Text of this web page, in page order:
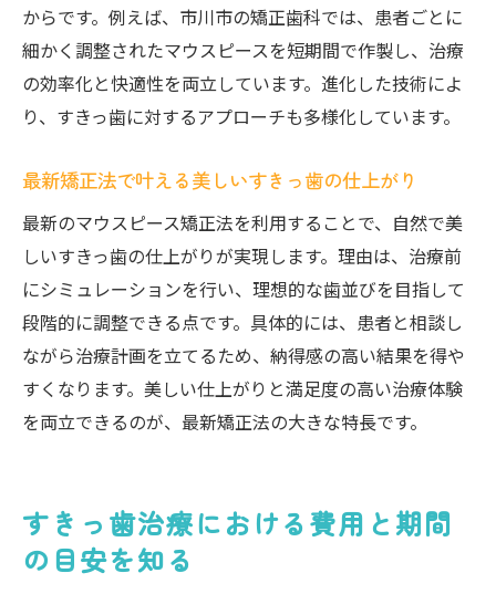
からです。例えば、市川市の矯正歯科では、患者ごとに
細かく調整されたマウスピースを短期間で作製し、治療
の効率化と快適性を両立しています。進化した技術によ
り、すきっ歯に対するアプローチも多様化しています。
最新矯正法で叶える美しいすきっ歯の仕上がり
最新のマウスピース矯正法を利用することで、自然で美
しいすきっ歯の仕上がりが実現します。理由は、治療前
にシミュレーションを行い、理想的な歯並びを目指して
段階的に調整できる点です。具体的には、患者と相談し
ながら治療計画を立てるため、納得感の高い結果を得や
すくなります。美しい仕上がりと満足度の高い治療体験
を両立できるのが、最新矯正法の大きな特長です。
すきっ歯治療における費用と期間
の目安を知る